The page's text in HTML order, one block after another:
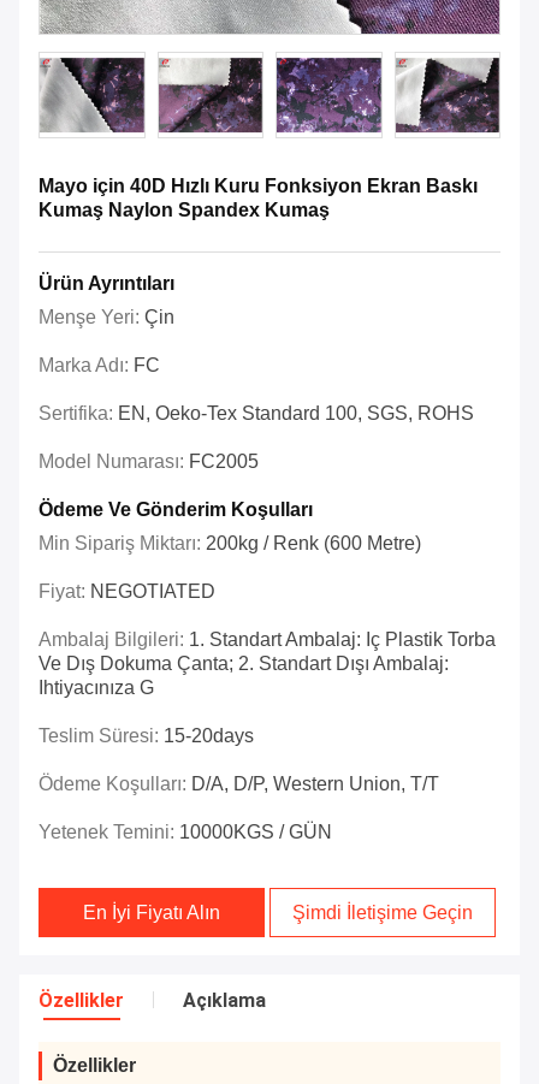
Mayo için 40D Hızlı Kuru Fonksiyon Ekran Baskı
Kumaş Naylon Spandex Kumaş
Ürün Ayrıntıları
Menşe Yeri: Çin
Marka Adı: FC
Sertifika: EN, Oeko-Tex Standard 100, SGS, ROHS
Model Numarası: FC2005
Ödeme Ve Gönderim Koşulları
Min Sipariş Miktarı: 200kg / Renk (600 Metre)
Fiyat: NEGOTIATED
Ambalaj Bilgileri: 1. Standart Ambalaj: Iç Plastik Torba
Ve Dış Dokuma Çanta; 2. Standart Dışı Ambalaj:
Ihtiyacınıza G
Teslim Süresi: 15-20days
Ödeme Koşulları: D/A, D/P, Western Union, T/T
Yetenek Temini: 10000KGS / GÜN
En İyi Fiyatı Alın Şimdi İletişime Geçin
Özellikler Açıklama
Özellikler